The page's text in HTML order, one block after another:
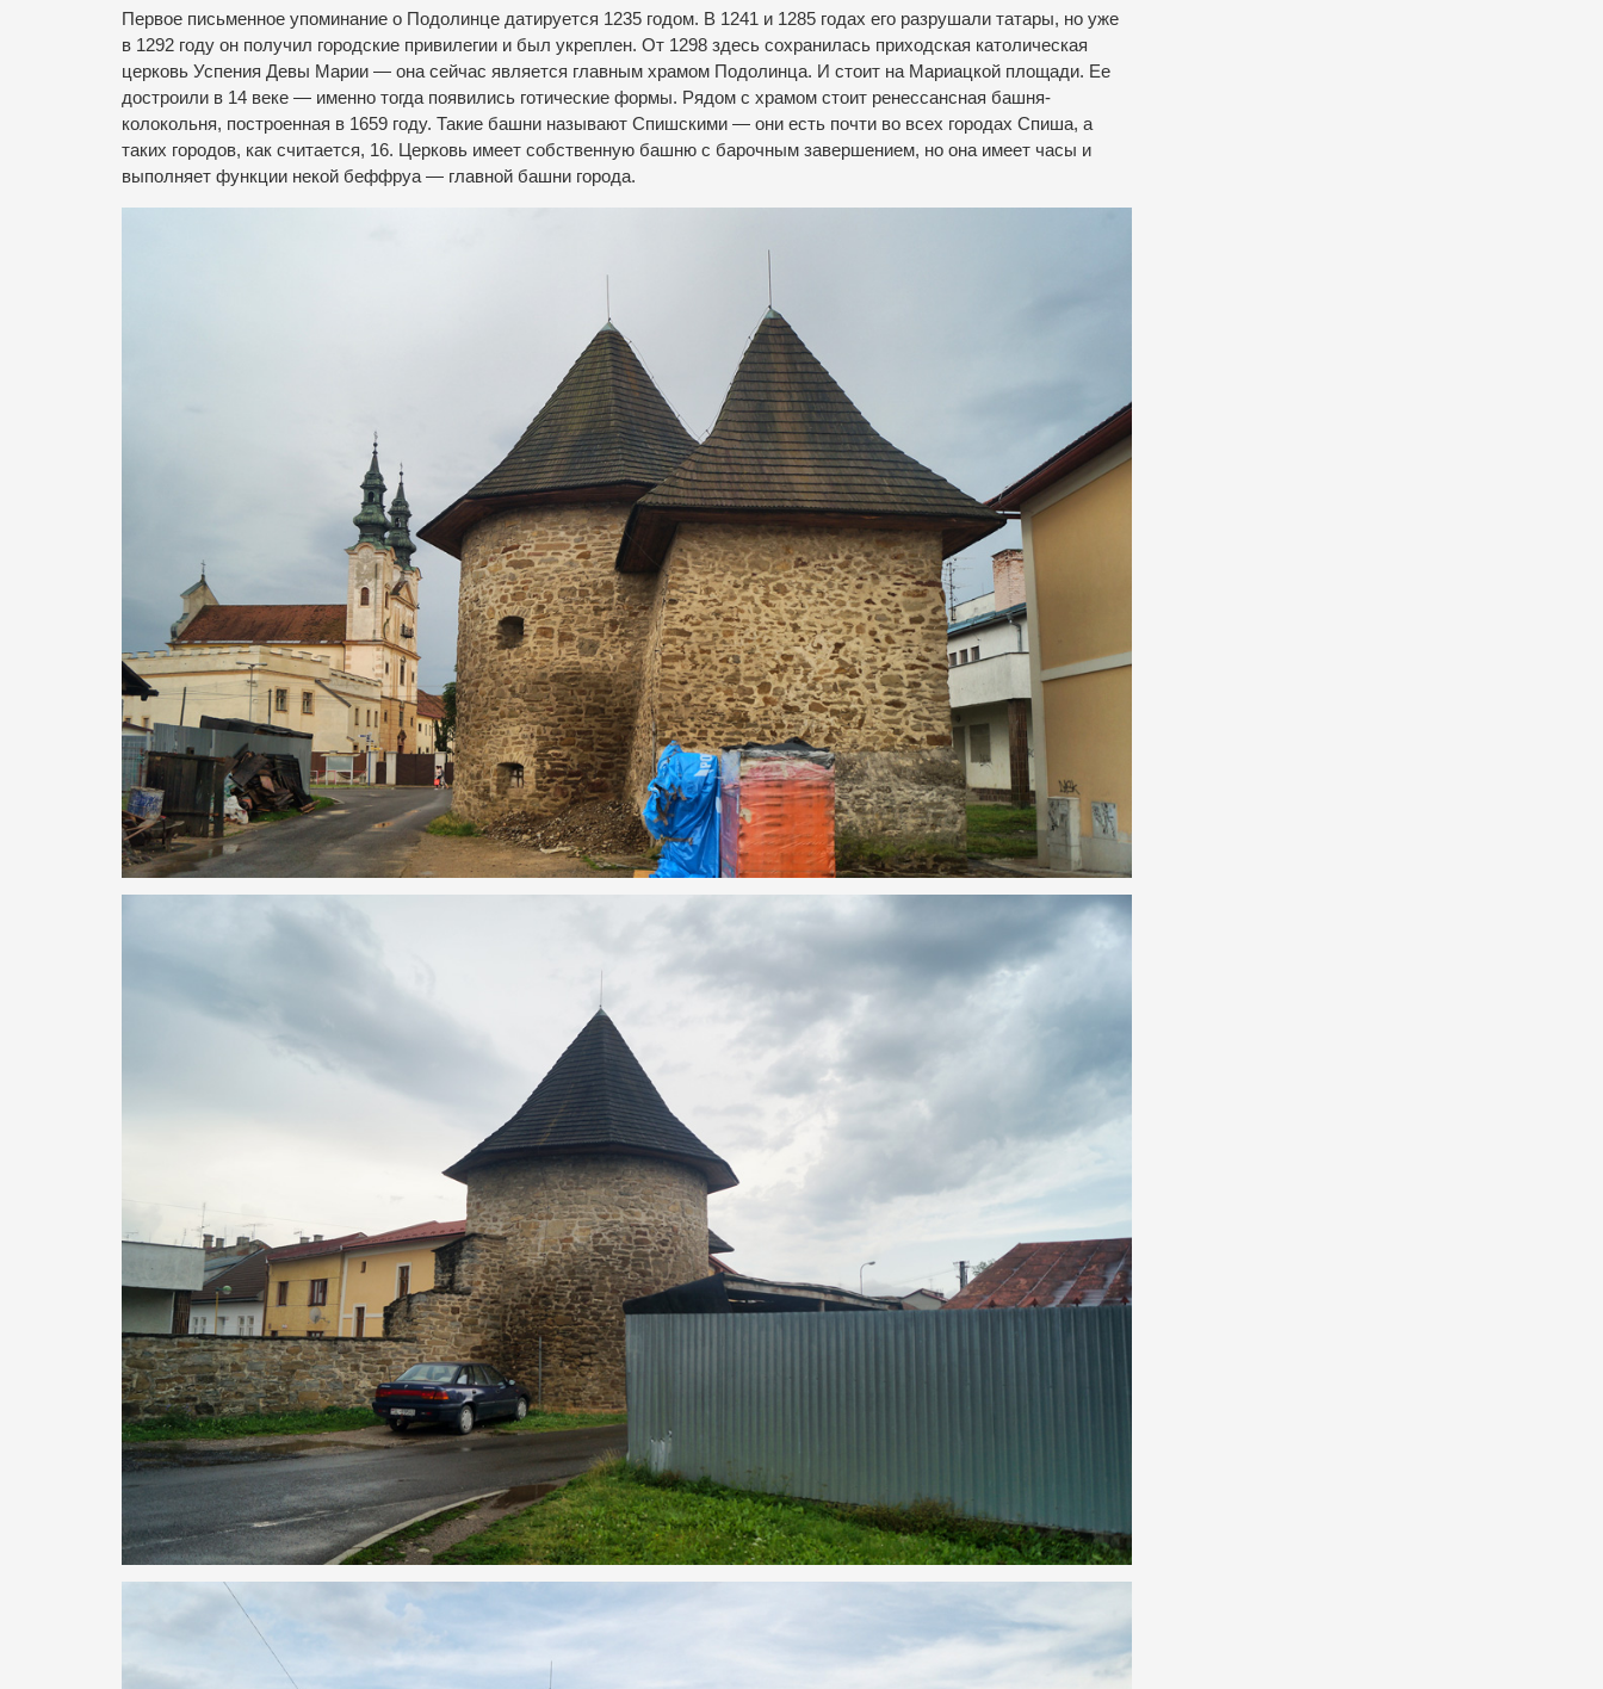
Первое письменное упоминание о Подолинце датируется 1235 годом. В 1241 и 1285 годах его разрушали татары, но уже
в 1292 году он получил городские привилегии и был укреплен. От 1298 здесь сохранилась приходская католическая
церковь Успения Девы Марии — она сейчас является главным храмом Подолинца. И стоит на Мариацкой площади. Ее
достроили в 14 веке — именно тогда появились готические формы. Рядом с храмом стоит ренессансная башня-
колокольня, построенная в 1659 году. Такие башни называют Спишскими — они есть почти во всех городах Спиша, а
таких городов, как считается, 16. Церковь имеет собственную башню с барочным завершением, но она имеет часы и
выполняет функции некой беффруа — главной башни города.